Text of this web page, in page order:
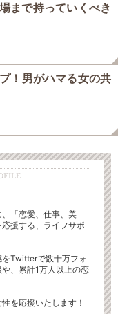
まで持っていくべき
！男がハマる女の共
、「恋愛、仕事、美
援する、ライフサポ
Twitterで数十万フォ
、累計1万人以上の恋
を応援いたします！